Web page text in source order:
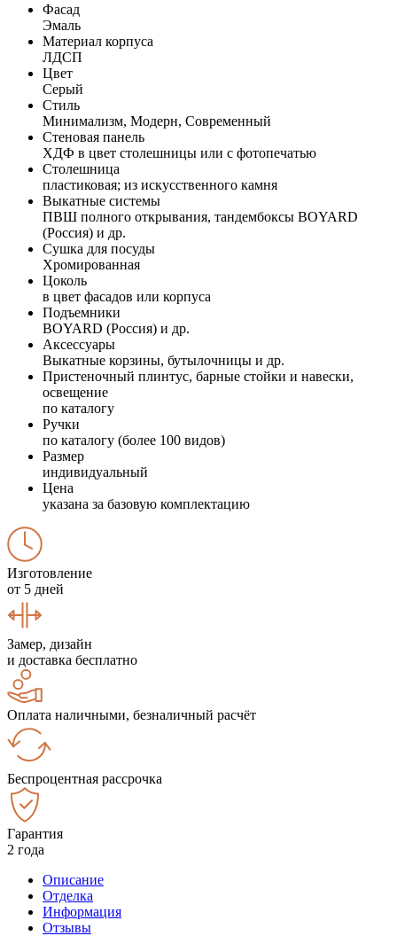
Фасад
Эмаль
Материал корпуса
ЛДСП
Цвет
Серый
Стиль
Минимализм, Модерн, Современный
Стеновая панель
ХДФ в цвет столешницы или с фотопечатью
Столешница
пластиковая; из искусственного камня
Выкатные системы
ПВШ полного открывания, тандембоксы BOYARD
(Россия) и др.
Сушка для посуды
Хромированная
Цоколь
в цвет фасадов или корпуса
Подъемники
BOYARD (Россия) и др.
Аксессуары
Выкатные корзины, бутылочницы и др.
Пристеночный плинтус, барные стойки и навески,
освещение
по каталогу
Ручки
по каталогу (более 100 видов)
Размер
индивидуальный
Цена
указана за базовую комплектацию
Изготовление
от 5 дней
Замер, дизайн
и доставка бесплатно
Оплата наличными, безналичный расчёт
Беспроцентная рассрочка
Гарантия
2 года
Описание
Отделка
Информация
Отзывы